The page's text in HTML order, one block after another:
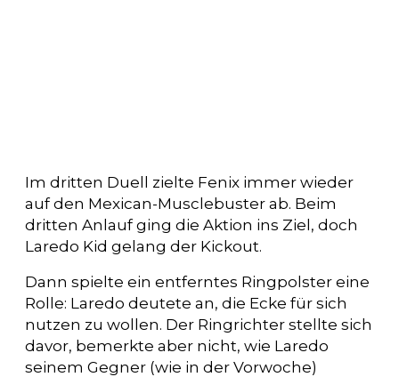
Im dritten Duell zielte Fenix immer wieder
auf den Mexican-Musclebuster ab. Beim
dritten Anlauf ging die Aktion ins Ziel, doch
Laredo Kid gelang der Kickout.
Dann spielte ein entferntes Ringpolster eine
Rolle: Laredo deutete an, die Ecke für sich
nutzen zu wollen. Der Ringrichter stellte sich
davor, bemerkte aber nicht, wie Laredo
seinem Gegner (wie in der Vorwoche)